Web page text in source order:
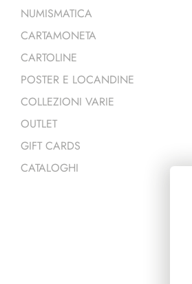
NUMISMATICA
CARTAMONETA
CARTOLINE
POSTER E LOCANDINE
COLLEZIONI VARIE
OUTLET
GIFT CARDS
CATALOGHI